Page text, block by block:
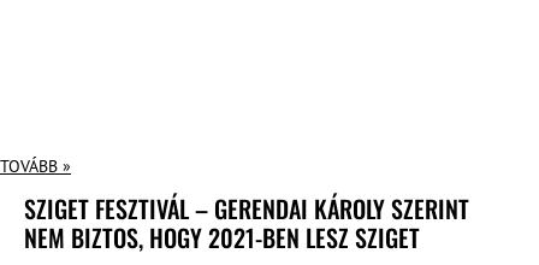
TOVÁBB »
SZIGET FESZTIVÁL – GERENDAI KÁROLY SZERINT
NEM BIZTOS, HOGY 2021-BEN LESZ SZIGET